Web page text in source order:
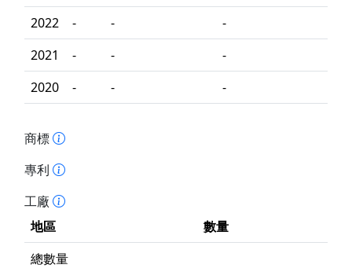
2022
- -
-
2021
- -
-
2020
- - -
商標
專利
工廠
地區
數量
總數量